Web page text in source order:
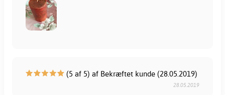
(5 af 5) af Bekræftet kunde (28.05.2019)
28.05.2019